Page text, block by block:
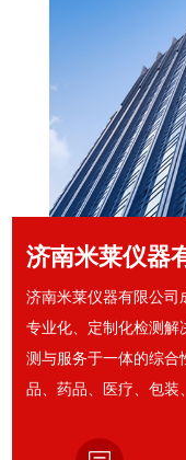
济南米莱仪器
济南米莱仪器有限公
专业化、定制化检测解
测与服务于一体的综合
品、药品、医疗、包装
案。历经十余年深耕